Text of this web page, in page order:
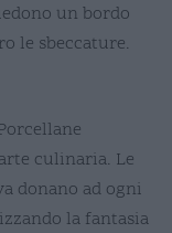
un bordo
le sbeccature.
culinaria. Le
donano ad ogni
la fantasia